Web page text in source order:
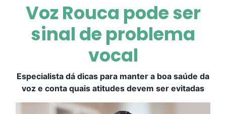
Voz Rouca pode ser
sinal de problema
vocal
Especialista dá dicas para manter a boa saúde da
voz e conta quais atitudes devem ser evitadas